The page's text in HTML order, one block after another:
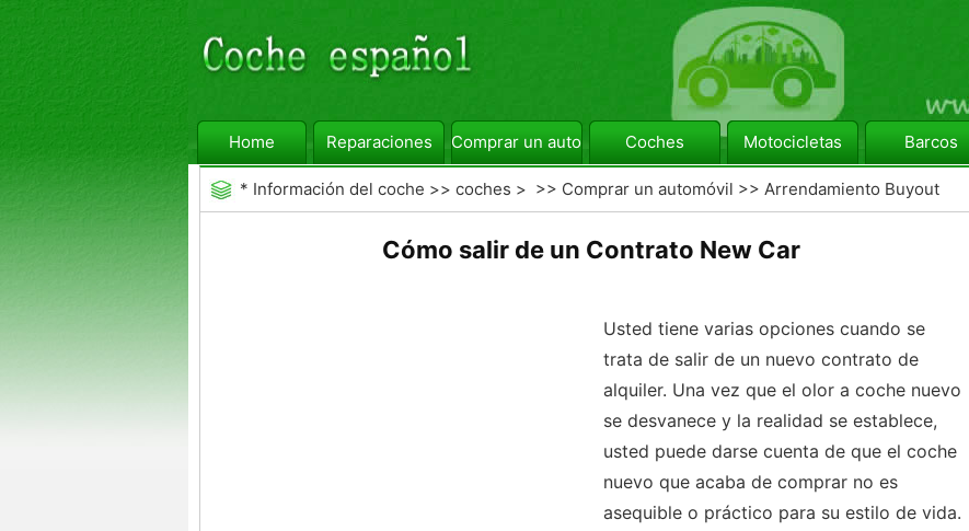
Home Reparaciones Comprar un automóvil Coches Motocicletas Barcos
* Información del coche >> coches > >> Comprar un automóvil >> Arrendamiento Buyout
Cómo salir de un Contrato New Car
Usted tiene varias opciones cuando se
trata de salir de un nuevo contrato de
alquiler. Una vez que el olor a coche nuevo
se desvanece y la realidad se establece,
usted puede darse cuenta de que el coche
nuevo que acaba de comprar no es
asequible o práctico para su estilo de vida.